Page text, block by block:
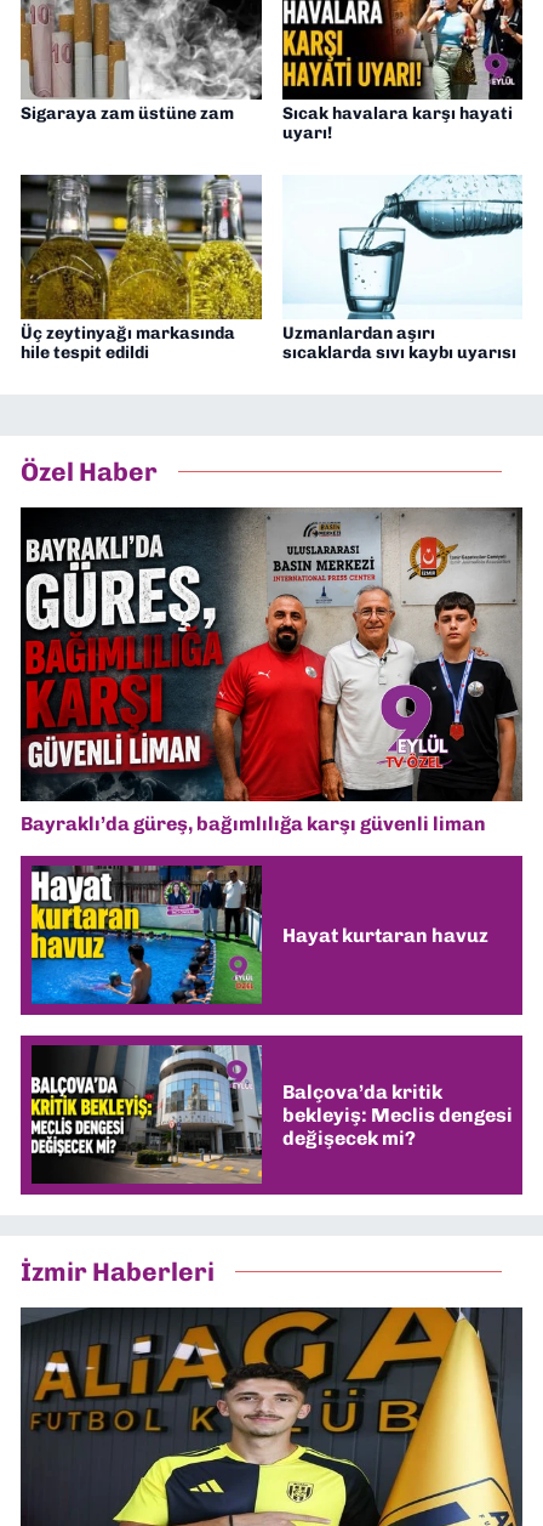
Sigaraya zam üstüne zam
Sıcak havalara karşı hayati
uyarı!
Üç zeytinyağı markasında
hile tespit edildi
Uzmanlardan aşırı
sıcaklarda sıvı kaybı uyarısı
Özel Haber
Bayraklı’da güreş, bağımlılığa karşı güvenli liman
Hayat kurtaran havuz
Balçova’da kritik
bekleyiş: Meclis dengesi
değişecek mi?
İzmir Haberleri